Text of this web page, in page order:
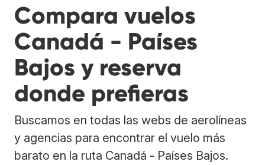
Compara vuelos
Canadá - Países
Bajos y reserva
donde prefieras
Buscamos en todas las webs de aerolíneas
y agencias para encontrar el vuelo más
barato en la ruta Canadá - Países Bajos.